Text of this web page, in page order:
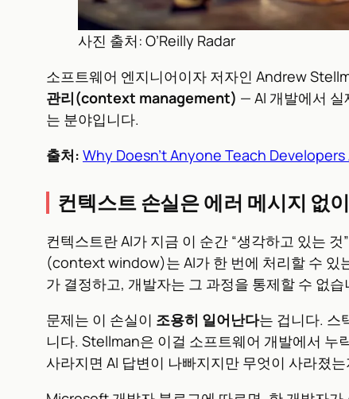
사진 출처: O’Reilly Radar
소프트웨어 엔지니어이자 저자인 Andrew
관리(context management) — AI 개발에서
는 분야입니다.
출처: Why Doesn’t Anyone Teach
컨텍스트 손실은 에러 메시지 없
컨텍스트란 AI가 지금 이 순간 “생각하고 있는
(context window)는 AI가 한 번에 처리할 수 있
가 결정하고, 개발자는 그 과정을 통제할 수 없습
문제는 이 손실이 조용히 일어난다는 겁니다. 스
니다. Stellman은 이걸 소프트웨어 개발에서 누
사라지면 AI 답변이 나빠지지만 무엇이 사라졌